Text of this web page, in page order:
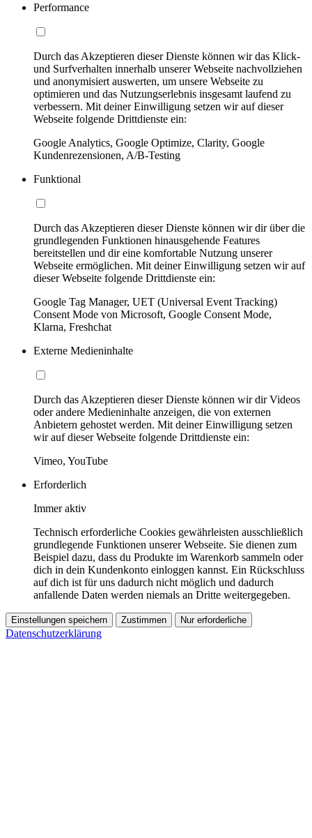
Performance
Durch das Akzeptieren dieser Dienste können wir das Klick-
und Surfverhalten innerhalb unserer Webseite nachvollziehen
und anonymisiert auswerten, um unsere Webseite zu
optimieren und das Nutzungserlebnis insgesamt laufend zu
verbessern. Mit deiner Einwilligung setzen wir auf dieser
Webseite folgende Drittdienste ein:
Google Analytics, Google Optimize, Clarity, Google
Kundenrezensionen, A/B-Testing
Funktional
Durch das Akzeptieren dieser Dienste können wir dir über die
grundlegenden Funktionen hinausgehende Features
bereitstellen und dir eine komfortable Nutzung unserer
Webseite ermöglichen. Mit deiner Einwilligung setzen wir auf
dieser Webseite folgende Drittdienste ein:
Google Tag Manager, UET (Universal Event Tracking)
Consent Mode von Microsoft, Google Consent Mode,
Klarna, Freshchat
Externe Medieninhalte
Durch das Akzeptieren dieser Dienste können wir dir Videos
oder andere Medieninhalte anzeigen, die von externen
Anbietern gehostet werden. Mit deiner Einwilligung setzen
wir auf dieser Webseite folgende Drittdienste ein:
Vimeo, YouTube
Erforderlich
Immer aktiv
Technisch erforderliche Cookies gewährleisten ausschließlich
grundlegende Funktionen unserer Webseite. Sie dienen zum
Beispiel dazu, dass du Produkte im Warenkorb sammeln oder
dich in dein Kundenkonto einloggen kannst. Ein Rückschluss
auf dich ist für uns dadurch nicht möglich und dadurch
anfallende Daten werden niemals an Dritte weitergegeben.
Einstellungen speichern Zustimmen Nur erforderliche
Datenschutzerklärung